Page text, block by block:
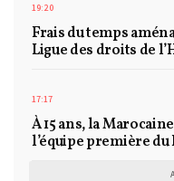
19:20
Frais du temps
Ligue des droits de
17:17
À 15 ans, la
l’équipe première